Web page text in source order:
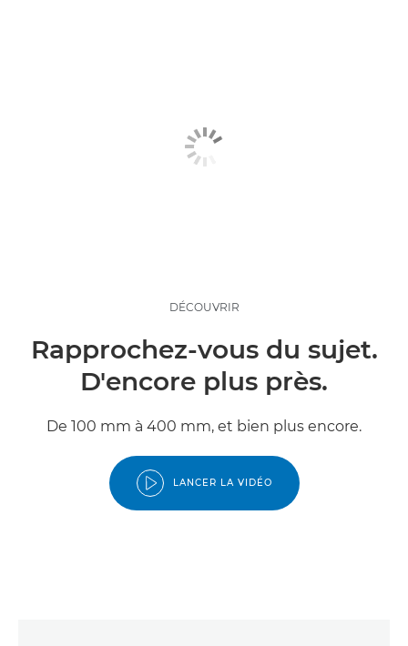
DÉCOUVRIR
Rapprochez-vous du sujet.
D'encore plus près.
De 100 mm à 400 mm, et bien plus encore.
LANCER LA VIDÉO